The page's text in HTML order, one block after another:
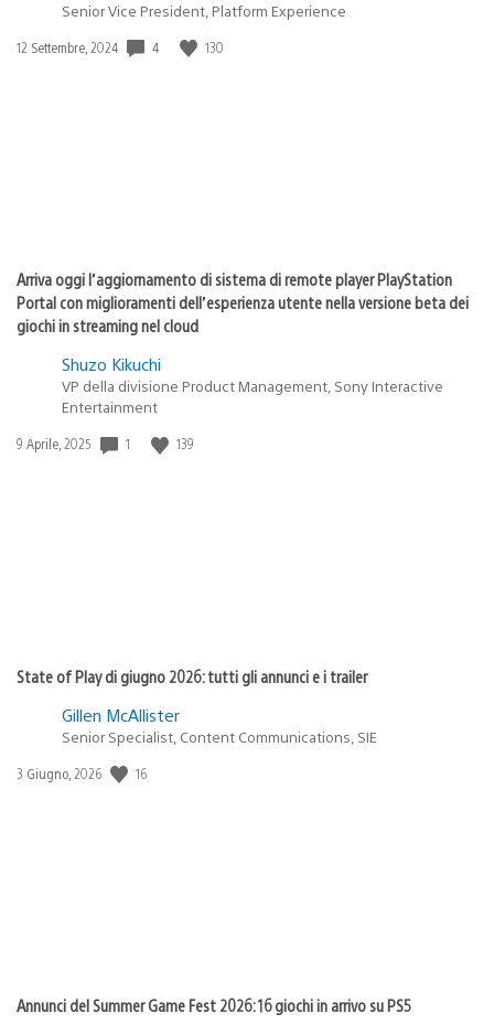
Senior Vice President, Platform Experience
Data
12 Settembre, 2024 4 130
Arriva oggi l’aggiornamento di sistema di remote player PlayStation
Portal con miglioramenti dell’esperienza utente nella versione beta dei
giochi in streaming nel cloud
Shuzo Kikuchi
VP della divisione Product Management, Sony Interactive
Entertainment
Data
9 Aprile, 2025 1 139
State of Play di giugno 2026: tutti gli annunci e i trailer
Gillen McAllister
Senior Specialist, Content Communications, SIE
Data
3 Giugno, 2026 16
Annunci del Summer Game Fest 2026: 16 giochi in arrivo su PS5